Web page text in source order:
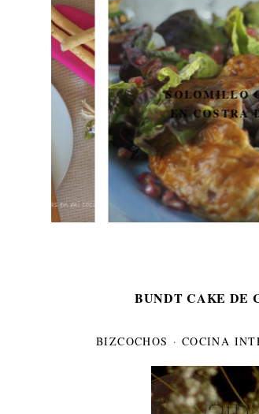
SOLOMILLO CON
EN COSTRA DE
BUNDT CAKE DE
BIZCOCHOS · COCINA